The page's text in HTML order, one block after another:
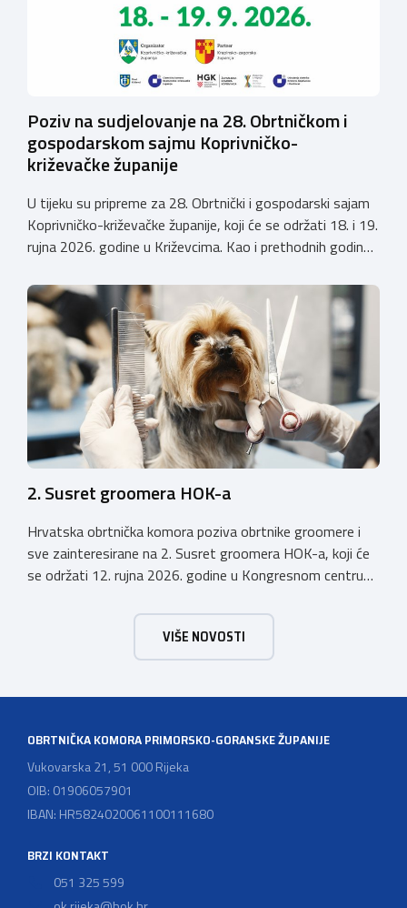
Poziv na sudjelovanje na 28. Obrtničkom i
gospodarskom sajmu Koprivničko-
križevačke županije
U tijeku su pripreme za 28. Obrtnički i gospodarski sajam
Koprivničko-križevačke županije, koji će se održati 18. i 19.
rujna 2026. godine u Križevcima. Kao i prethodnih godina,
Hrvatske te predstaviti raznolikost i kvalitetu hrvatskog
obrtništva. Uz bogatu izlagačku ponudu i ove godine
priprema se raznovrstan […]
2. Susret groomera HOK-a
Hrvatska obrtnička komora poziva obrtnike groomere i
sve zainteresirane na 2. Susret groomera HOK-a, koji će
se održati 12. rujna 2026. godine u Kongresnom centru
očekuje bogat stručni program s predavanjima
renomiranih domaćih i međunarodnih predavača: U sklopu
programa održat će se i panel rasprava „Profesija
VIŠE NOVOSTI
OBRTNIČKA KOMORA PRIMORSKO-GORANSKE ŽUPANIJE
Vukovarska 21, 51 000 Rijeka
OIB: 01906057901
IBAN: HR5824020061100111680
BRZI KONTAKT
051 325 599